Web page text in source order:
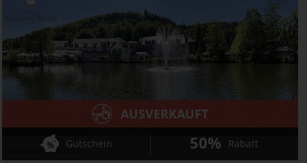
Molitors Mühle
AUSVERKAUFT
Gutschein 50% Rabatt